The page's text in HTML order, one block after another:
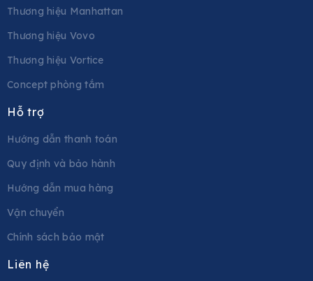
Thương hiệu Manhattan
Thương hiệu Vovo
Thương hiệu Vortice
Concept phòng tắm
Hỗ trợ
Hướng dẫn thanh toán
Quy định và bảo hành
Hướng dẫn mua hàng
Vận chuyển
Chính sách bảo mật
Liên hệ